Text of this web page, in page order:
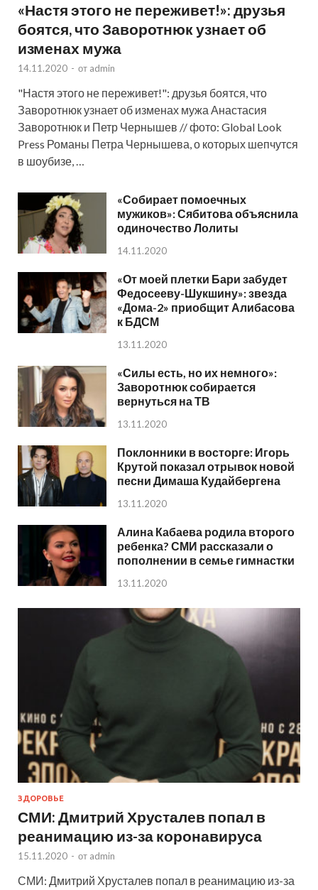
«Настя этого не переживет!»: друзья
боятся, что Заворотнюк узнает об
изменах мужа
14.11.2020 - от admin
"Настя этого не переживет!": друзья боятся, что
Заворотнюк узнает об изменах мужа Анастасия
Заворотнюк и Петр Чернышев // фото: Global Look
Press Романы Петра Чернышева, о которых шепчутся
в шоубизе, …
«Собирает помоечных
мужиков»: Сябитова объяснила
одиночество Лолиты
14.11.2020
«От моей плетки Бари забудет
Федосееву-Шукшину»: звезда
«Дома-2» приобщит Алибасова
к БДСМ
13.11.2020
«Силы есть, но их немного»:
Заворотнюк собирается
вернуться на ТВ
13.11.2020
Поклонники в восторге: Игорь
Крутой показал отрывок новой
песни Димаша Кудайбергена
13.11.2020
Алина Кабаева родила второго
ребенка? СМИ рассказали о
пополнении в семье гимнастки
13.11.2020
ЗДОРОВЬЕ
СМИ: Дмитрий Хрусталев попал в
реанимацию из-за коронавируса
15.11.2020 - от admin
СМИ: Дмитрий Хрусталев попал в реанимацию из-за